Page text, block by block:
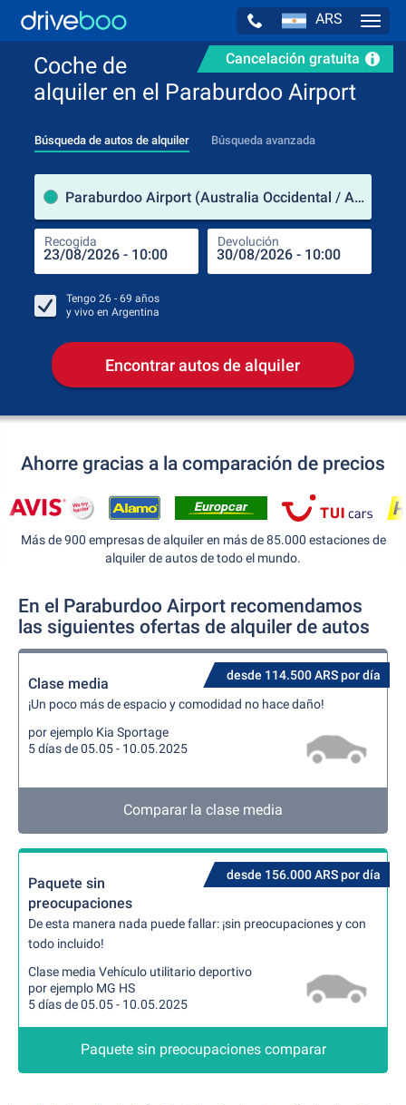
ARS
Cancelación gratuita
Coche de
alquiler en el Paraburdoo Airport
Búsqueda de autos de alquiler Búsqueda avanzada
Paraburdoo Airport (Australia Occidental / Australia)
Recogida Devolución
Tengo 26 - 69 años
y vivo en Argentina
Encontrar autos de alquiler
Ahorre gracias a la comparación de precios
Más de 900 empresas de alquiler en más de 85.000 estaciones de
alquiler de autos de todo el mundo.
En el Paraburdoo Airport recomendamos
las siguientes ofertas de alquiler de autos
desde 114.500 ARS por día
Clase media
¡Un poco más de espacio y comodidad no hace daño!
por ejemplo Kia Sportage
5 días de 05.05 - 10.05.2025
Comparar la clase media
desde 156.000 ARS por día
Paquete sin
preocupaciones
De esta manera nada puede fallar: ¡sin preocupaciones y con
todo incluido!
Clase media Vehículo utilitario deportivo
por ejemplo MG HS
5 días de 05.05 - 10.05.2025
Paquete sin preocupaciones comparar